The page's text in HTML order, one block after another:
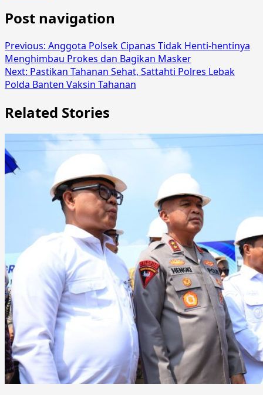
Post navigation
Previous: Anggota Polsek Cipanas Tidak Henti-hentinya
Menghimbau Prokes dan Bagikan Masker
Next: Pastikan Tahanan Sehat, Sattahti Polres Lebak
Polda Banten Vaksin Tahanan
Related Stories